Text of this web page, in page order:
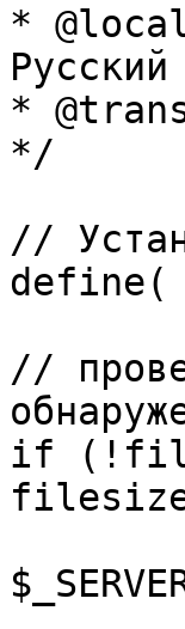
*
*
*/
//
define(
//
if